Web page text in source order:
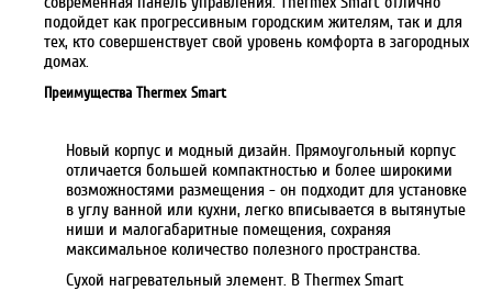
подойдет как прогрессивным городским жителям, так и для
тех, кто совершенствует свой уровень комфорта в загородных
домах.
Преимущества Thermex Smart
Новый корпус и модный дизайн. Прямоугольный корпус
отличается большей компактностью и более широкими
возможностями размещения - он подходит для установке
в углу ванной или кухни, легко вписывается в вытянутые
ниши и малогабаритные помещения, сохраняя
максимальное количество полезного пространства.
Сухой нагревательный элемент. В Thermex Smart